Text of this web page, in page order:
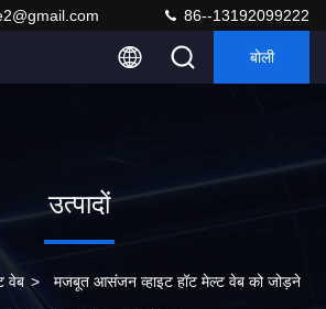
86--13192099222
बोली
उत्पादों
वेब > मजबूत आसंजन व्हाइट हॉट मेल्ट वेब को जोड़ने